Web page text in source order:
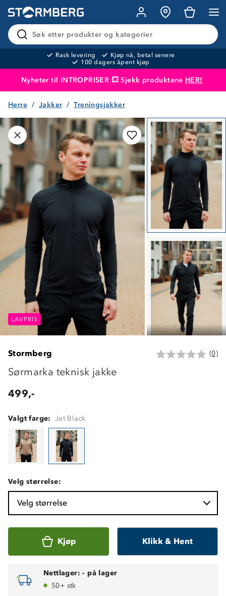
Søk etter produkter og kategorier
Rask levering
Kjøp nå, betal senere
100 dagers åpent kjøp
Nyheter til INTROPRISER 💥 Sjekk produktene HER!
Produktet er lagt i handlekurven
Herre Jakker Treningsjakker
LAVPRIS LAVPRIS
LAVPRIS
Stormberg (0)
Sørmarka teknisk jakke
499,-
Valgt farge: Jet Black
Velg størrelse:
Velg størrelse
Kjøp Klikk & Hent
Nettlager: - på lager
50+ stk